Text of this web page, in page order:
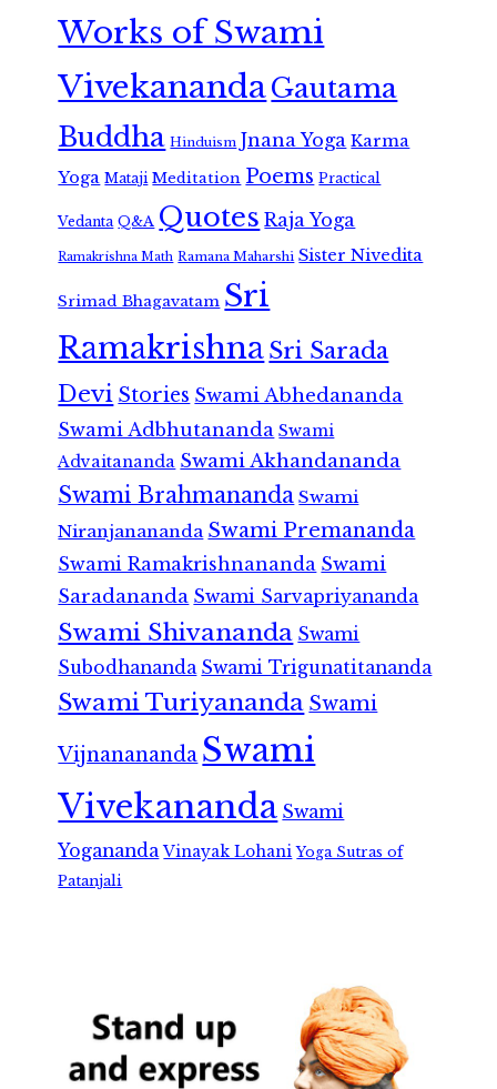
Works of Swami
VivekanandaGautama
Buddha Hinduism Jnana Yoga Karma
Yoga Mataji Meditation Poems Practical
Vedanta Q&A Quotes Raja Yoga
Ramakrishna Math Ramana Maharshi Sister Nivedita
Srimad Bhagavatam Sri
RamakrishnaSri Sarada
Devi Stories Swami Abhedananda
Swami Adbhutananda Swami
Advaitananda Swami Akhandananda
Swami Brahmananda Swami
Niranjanananda Swami Premananda
Swami Ramakrishnananda Swami
Saradananda Swami Sarvapriyananda
Swami Shivananda Swami
Subodhananda Swami Trigunatitananda
Swami Turiyananda Swami
Vijnanananda Swami
Vivekananda Swami
Yogananda Vinayak Lohani Yoga Sutras of
Patanjali